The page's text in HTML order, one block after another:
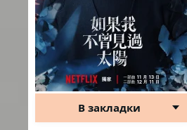
В закладки